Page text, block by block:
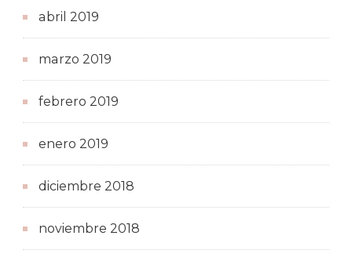
abril 2019
marzo 2019
febrero 2019
enero 2019
diciembre 2018
noviembre 2018